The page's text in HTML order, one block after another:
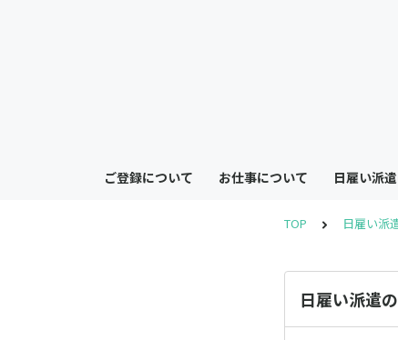
ご登録について お仕事について 日雇い派
TOP 日雇い派
日雇い派遣